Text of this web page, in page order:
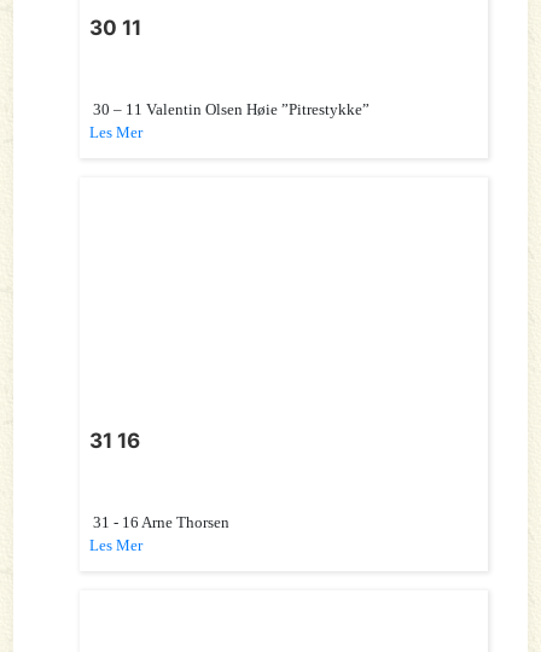
30 11
30 – 11 Valentin Olsen Høie ”Pitrestykke”
Les Mer
31 16
31 - 16 Arne Thorsen
Les Mer